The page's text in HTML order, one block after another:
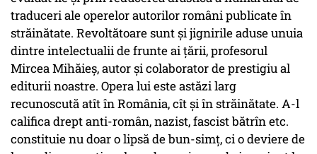
traduceri ale operelor autorilor români publicate în
străinătate. Revoltătoare sunt şi jignirile aduse unuia
dintre intelectualii de frunte ai ţării, profesorul
Mircea Mihăieş, autor şi colaborator de prestigiu al
editurii noastre. Opera lui este astăzi larg
recunoscută atît în România, cît şi în străinătate. A-l
califica drept anti-român, nazist, fascist bătrîn etc.
constituie nu doar o lipsă de bun-simţ, ci o deviere de